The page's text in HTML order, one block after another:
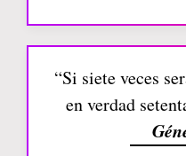
“Si siete veces
en verdad